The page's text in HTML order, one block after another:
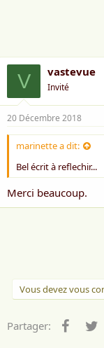
V vastevue
Invité
20 Décembre 2018
marinette a dit:
Bel écrit à reflechir...
Merci beaucoup.
Vous devez vous
Partager: